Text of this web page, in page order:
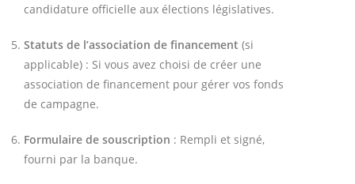
candidature officielle aux élections législatives.
Statuts de l’association de financement (si
applicable) : Si vous avez choisi de créer une
association de financement pour gérer vos fonds
de campagne.
Formulaire de souscription : Rempli et signé,
fourni par la banque.